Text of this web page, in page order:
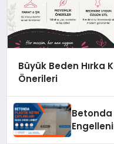
Büyük Beden Hırka
Önerileri
Betonda